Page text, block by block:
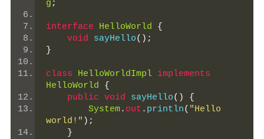
g ;
interface HelloWorld
{
void sayHello();
}
class HelloWorldImpl implements
HelloWorld
{
public void sayHello()
{
System. out . println( "Hello
world!" );
}